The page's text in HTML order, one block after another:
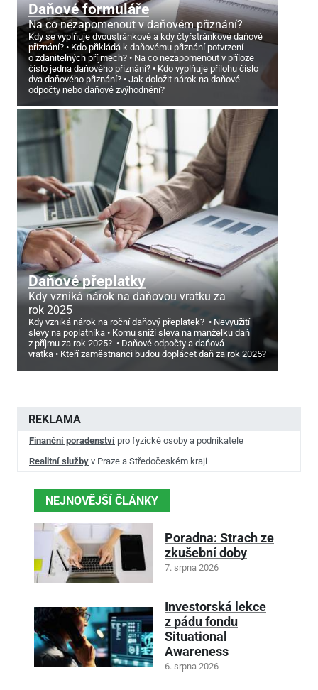
Daňové formuláře
Na co nezapomenout v daňovém přiznání?
Kdy se vyplňuje dvoustránkové a kdy čtyřstránkové daňové
přiznání?
Kdo přikládá k daňovému přiznání potvrzení
o zdanitelných příjmech?
Na co nezapomenout v příloze
číslo jedna daňového přiznání?
Kdo vyplňuje přílohu číslo
dva daňového přiznání?
Jak doložit nárok na daňové
odpočty nebo daňové zvýhodnění?
Daňové přeplatky
Kdy vzniká nárok na daňovou vratku za
rok 2025
Kdy vzniká nárok na roční daňový přeplatek?
Nevyužití
slevy na poplatníka
Komu sníží sleva na manželku daň
z příjmu za rok 2025?
Daňové odpočty a daňová
vratka
Kteří zaměstnanci budou doplácet daň za rok 2025?
REKLAMA
Finanční poradenství pro fyzické osoby a podnikatele
Realitní služby v Praze a Středočeském kraji
NEJNOVĚJŠÍ ČLÁNKY
Poradna: Strach ze
zkušební doby
7. srpna 2026
Investorská lekce
z pádu fondu
Situational
Awareness
6. srpna 2026